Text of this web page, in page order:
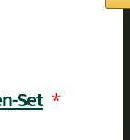
Set *